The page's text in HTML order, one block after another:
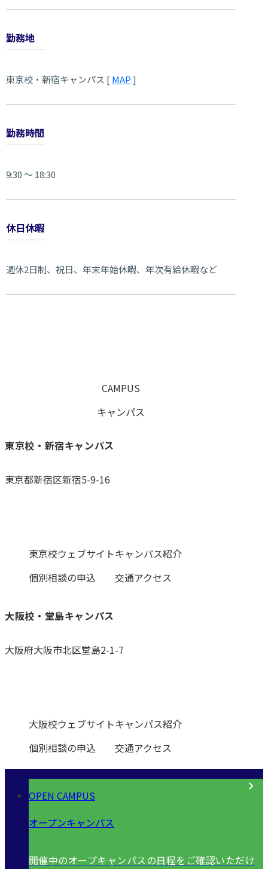
勤務地
東京校・新宿キャンパス [ MAP]
勤務時間
9:30 ～ 18:30
休日休暇
週休2日制、祝日、年末年始休暇、年次有給休暇など
CAMPUS
キャンパス
東京校・新宿キャンパス
東京都新宿区新宿5-9-16
東京校ウェブサイトキャンパス紹介
個別相談の申込
交通アクセス
大阪校・堂島キャンパス
大阪府大阪市北区堂島2-1-7
大阪校ウェブサイトキャンパス紹介
個別相談の申込
交通アクセス
OPEN CAMPUS
オープンキャンパス
開催中のオープキャンパスの日程をご確認いただけ